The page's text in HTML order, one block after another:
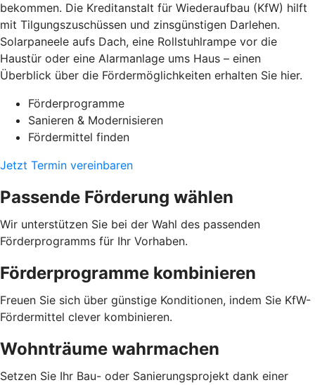
bekommen. Die Kreditanstalt für Wiederaufbau (KfW) hilft
mit Tilgungszuschüssen und zinsgünstigen Darlehen.
Solarpaneele aufs Dach, eine Rollstuhlrampe vor die
Haustür oder eine Alarmanlage ums Haus – einen
Überblick über die Fördermöglichkeiten erhalten Sie hier.
Förderprogramme
Sanieren & Modernisieren
Fördermittel finden
Jetzt Termin vereinbaren
Passende Förderung wählen
Wir unterstützen Sie bei der Wahl des passenden
Förderprogramms für Ihr Vorhaben.
Förderprogramme kombinieren
Freuen Sie sich über günstige Konditionen, indem Sie KfW-
Fördermittel clever kombinieren.
Wohnträume wahrmachen
Setzen Sie Ihr Bau- oder Sanierungsprojekt dank einer